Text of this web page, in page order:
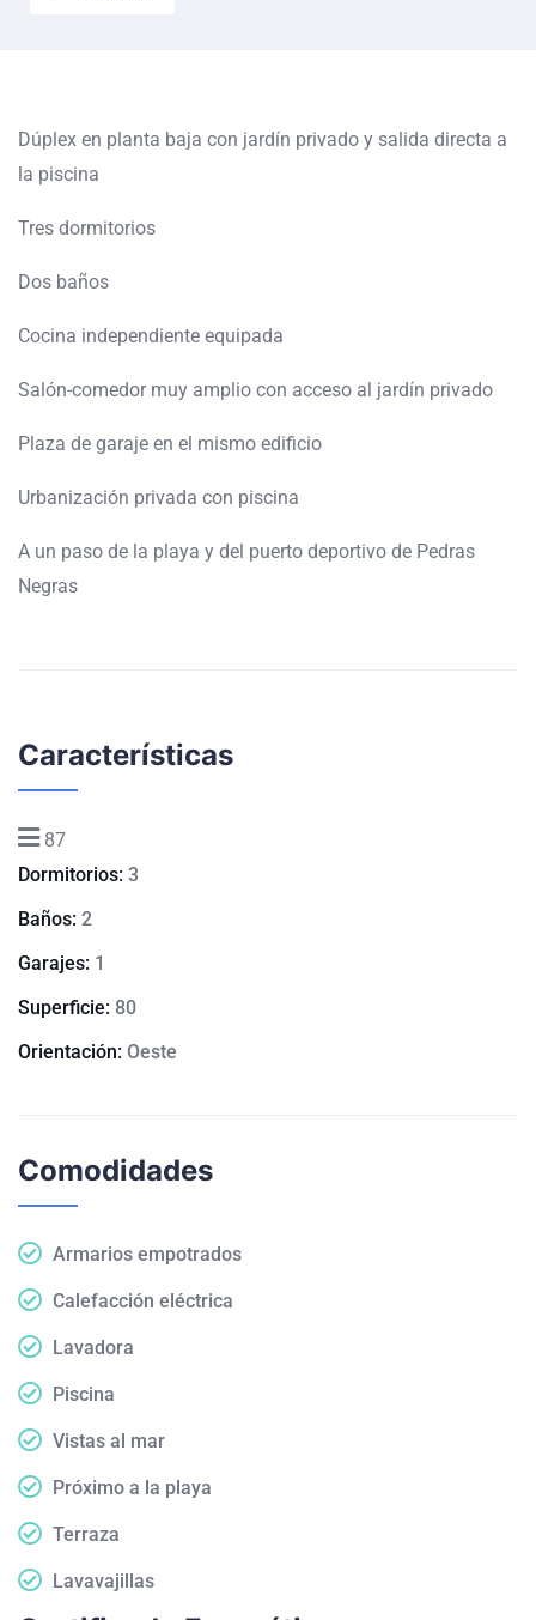
Dúplex en planta baja con jardín privado y salida directa a
la piscina
Tres dormitorios
Dos baños
Cocina independiente equipada
Salón-comedor muy amplio con acceso al jardín privado
Plaza de garaje en el mismo edificio
Urbanización privada con piscina
A un paso de la playa y del puerto deportivo de Pedras
Negras
Características
87
Dormitorios: 3
Baños: 2
Garajes: 1
Superficie: 80
Orientación: Oeste
Comodidades
Armarios empotrados
Calefacción eléctrica
Lavadora
Piscina
Vistas al mar
Próximo a la playa
Terraza
Lavavajillas